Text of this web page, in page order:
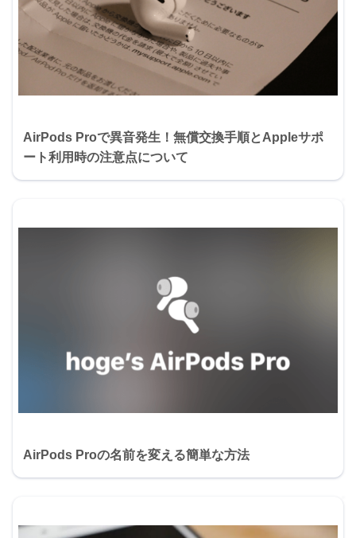
AirPods Proで異音発生！無償交換手順とAppleサポ
ート利用時の注意点について
AirPods Proの名前を変える簡単な方法